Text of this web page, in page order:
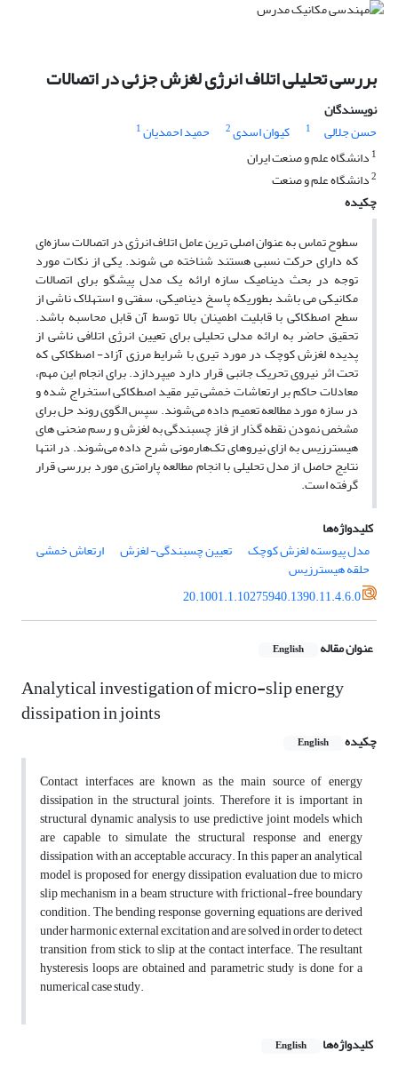
بررسی تحلیلی اتلاف انرژی لغزش جزئی در اتصالات
نویسندگان
حسن جلالی
1 کیوان اسدی2 حمید احمدیان1
1 دانشگاه علم و صنعت ایران
2دانشگاه علم و صنعت
چکیده
سطوح تماس به عنوان اصلی ترین عامل اتلاف انرژی در اتصالات سازه‌ای
که دارای حرکت نسبی هستند شناخته می شوند. یکی از نکات مورد
توجه در بحث دینامیک سازه ارائه یک مدل پیشگو برای اتصالات
مکانیکی می باشد بطوریکه پاسخ دینامیکی، سفتی و استهلاک ناشی از
سطح اصطکاکی با قابلیت اطمینان بالا توسط آن قابل محاسبه باشد.
تحقیق حاضر به ارائه مدلی تحلیلی برای تعیین انرژی اتلافی ناشی از
پدیده لغزش‌ کوچک در مورد تیری با شرایط مرزی آزاد- اصطکاکی که
تحت اثر نیروی تحریک جانبی قرار دارد میپردازد. برای انجام این مهم،
معادلات حاکم بر ارتعاشات خمشی تیر مقید اصطکاکی استخراج شده و
در سازه مورد ‌مطالعه تعمیم داده می‌شوند. سپس الگوی روند حل برای
مشخص نمودن نقطه گذار از فاز چسبندگی به لغزش و رسم منحنی های
هیسترزیس به ازای نیروهای تک‌هارمونی شرح داده می‌شوند. در انتها
نتایج حاصل از مدل تحلیلی با انجام مطالعه پارامتری مورد بررسی قرار
گرفته است.
کلیدواژه‌ها
مدل پیوسته لغزش کوچک
تعیین چسبندگی- لغزش ارتعاش خمشی
حلقه هیسترزیس
20.1001.1.10275940.1390.11.4.6.0
عنوان مقاله English
Analytical investigation of micro-slip energy
dissipation in joints
چکیده English
Contact interfaces are known as the main source of energy
dissipation in the structural joints. Therefore it is important in
structural dynamic analysis to use predictive joint models which
are capable to simulate the structural response and energy
dissipation with an acceptable accuracy. In this paper an analytical
model is proposed for energy dissipation evaluation due to micro
slip mechanism in a beam structure with frictional-free boundary
condition. The bending response governing equations are derived
under harmonic external excitation and are solved in order to detect
transition from stick to slip at the contact interface. The resultant
hysteresis loops are obtained and parametric study is done for a
numerical case study.
کلیدواژه‌ها English